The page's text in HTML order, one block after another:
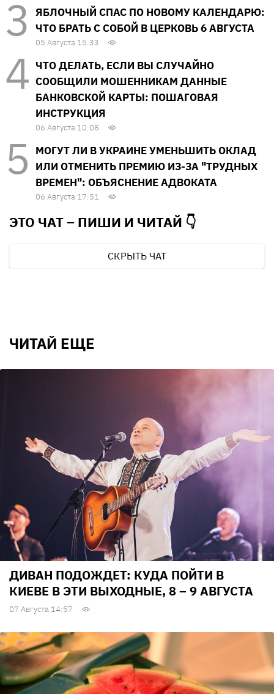
ЯБЛОЧНЫЙ СПАС ПО НОВОМУ КАЛЕНДАРЮ:
ЧТО БРАТЬ С СОБОЙ В ЦЕРКОВЬ 6 АВГУСТА
05 Августа 15:33
ЧТО ДЕЛАТЬ, ЕСЛИ ВЫ СЛУЧАЙНО
СООБЩИЛИ МОШЕННИКАМ ДАННЫЕ
БАНКОВСКОЙ КАРТЫ: ПОШАГОВАЯ
ИНСТРУКЦИЯ
06 Августа 10:08
МОГУТ ЛИ В УКРАИНЕ УМЕНЬШИТЬ ОКЛАД
ИЛИ ОТМЕНИТЬ ПРЕМИЮ ИЗ-ЗА "ТРУДНЫХ
ВРЕМЕН": ОБЪЯСНЕНИЕ АДВОКАТА
06 Августа 17:51
ЭТО ЧАТ – ПИШИ И ЧИТАЙ 👇
СКРЫТЬ ЧАТ
ЧИТАЙ ЕЩЕ
ДИВАН ПОДОЖДЕТ: КУДА ПОЙТИ В
КИЕВЕ В ЭТИ ВЫХОДНЫЕ, 8 – 9 АВГУСТА
07 Августа 14:57